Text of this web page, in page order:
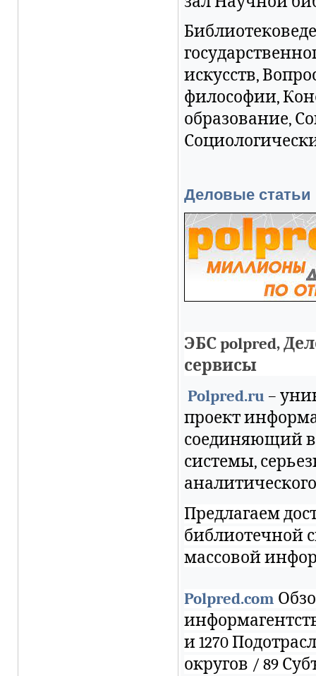
искусств,
философии,
образование,
Деловые статьи
ЭБС polpred,
сервисы
Polpred.ru–
проект
соединяющий в
системы,
Предлагаем
библиотечной
массовой
Polpred.com
и 1270
округов / 89